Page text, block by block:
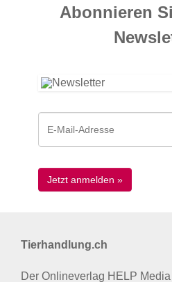
Abonnieren
Tierhandlung.ch
Der Onlineverlag HELP